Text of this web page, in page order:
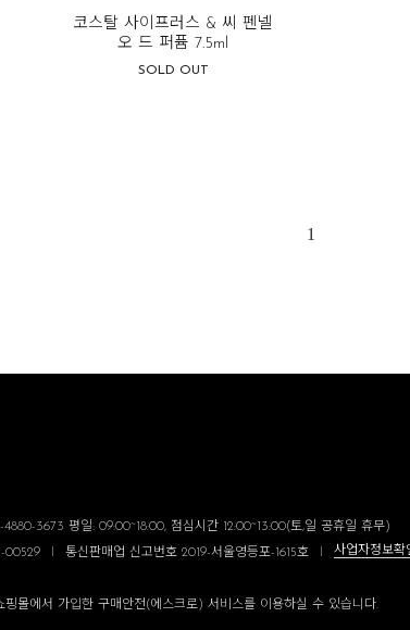
코스탈 사이프러스 & 씨 펜넬
오 드 퍼퓸 7.5ml
SOLD OUT
1
3673 평일: 09:00~18:00, 점심시간 12:00~13:00(토,일 공휴일 휴무)
00529 통신판매업 신고번호 2019-서울영등포-1615호 사업자정보확
몰에서 가입한 구매안전(에스크로) 서비스를 이용하실 수 있습니다.